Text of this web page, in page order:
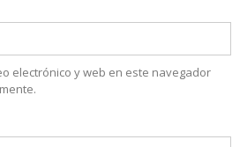
electrónico y web en este navegador